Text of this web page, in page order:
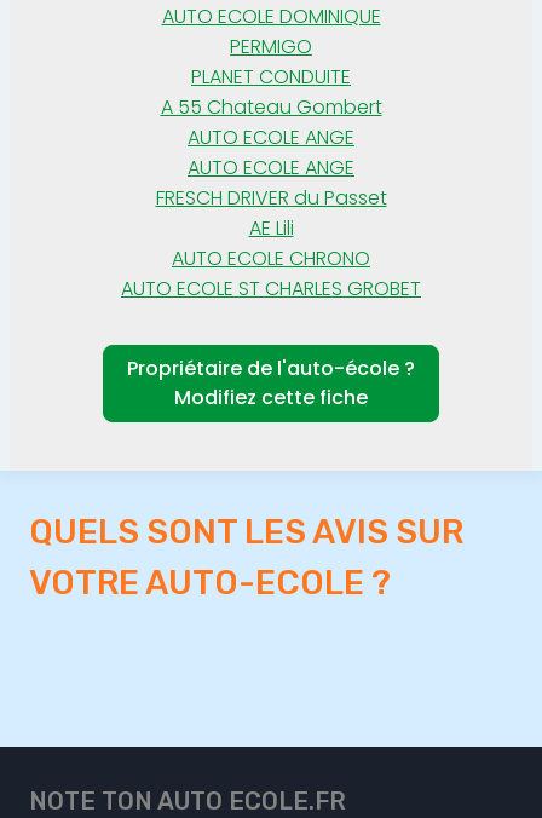
AUTO ECOLE DOMINIQUE
PERMIGO
PLANET CONDUITE
A 55 Chateau Gombert
AUTO ECOLE ANGE
AUTO ECOLE ANGE
FRESCH DRIVER du Passet
AE Lili
AUTO ECOLE CHRONO
AUTO ECOLE ST CHARLES GROBET
Propriétaire de l'auto-école ?
Modifiez cette fiche
QUELS SONT LES AVIS SUR
VOTRE AUTO-ECOLE ?
NOTE TON AUTO ECOLE.FR